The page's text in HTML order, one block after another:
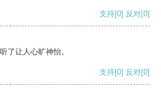
支持[0] 反对[0]
了让人心旷神怡。
支持[0] 反对[0]